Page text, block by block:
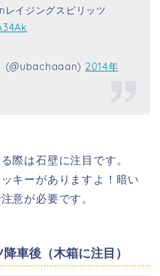
イジングスピリッツ
(@ubachaaan) 2014年
際は石壁に注目です。
キーがありますよ！暗い
意が必要です。
車後（木箱に注目）